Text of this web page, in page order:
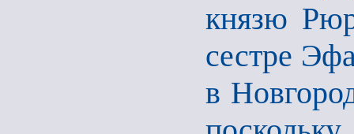
князю
сестре
в